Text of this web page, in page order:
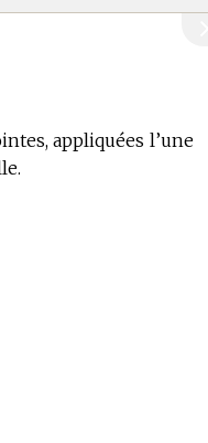
appliquées l’une